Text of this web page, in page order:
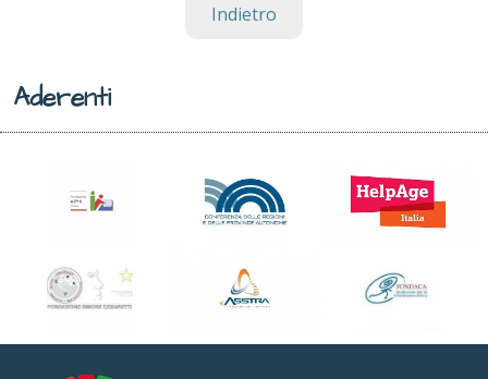
Indietro
Aderenti